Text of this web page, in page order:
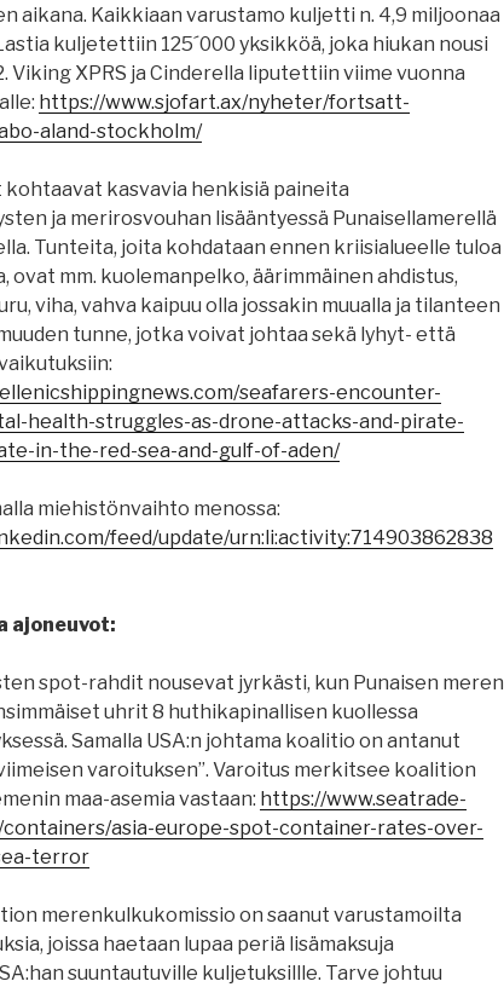
aikana. Kaikkiaan varustamo kuljetti n. 4,9 miljoonaa
kuljetettiin 125´000 yksikköä, joka hiukan nousi
Viking XPRS ja Cinderella liputettiin viime vuonna
https://www.sjofart.ax/nyheter/fortsatt-
aland-stockholm/
kasvavia henkisiä paineita
ja merirosvouhan lisääntyessä Punaisellamerellä
Tunteita, joita kohdataan ennen kriisialueelle tuloa
ovat mm. kuolemanpelko, äärimmäinen ahdistus,
viha, vahva kaipuu olla jossakin muualla ja tilanteen
tunne, jotka voivat johtaa sekä lyhyt- että
seafarers-encounter-
health-struggles-as-drone-attacks-and-pirate-
in-the-red-sea-and-gulf-of-aden/
miehistönvaihto menossa:
feed/update/urn:li:activity:714903862838
ajoneuvot:
spot-rahdit nousevat jyrkästi, kun Punaisen meren
uhrit 8 huthikapinallisen kuollessa
Samalla USA:n johtama koalitio on antanut
varoituksen”. Varoitus merkitsee koalition
maa-asemia vastaan: https://www.seatrade-
containers/asia-europe-spot-container-rates-over-
terror
merenkulkukomissio on saanut varustamoilta
joissa haetaan lupaa periä lisämaksuja
suuntautuville kuljetuksillle. Tarve johtuu